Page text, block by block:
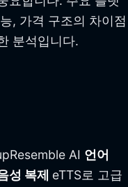
, 가격 구조의 차이점
분석입니다.
AI 언어
성 복제 eTTS로 고급